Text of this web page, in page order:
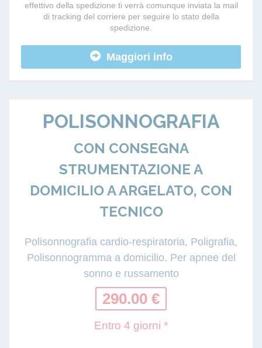
effettivo della spedizione ti verrà comunque inviata la mail
di tracking del corriere per seguire lo stato della
spedizione.
Maggiori info
POLISONNOGRAFIA
CON CONSEGNA
STRUMENTAZIONE A
DOMICILIO A ARGELATO, CON
TECNICO
Polisonnografia cardio-respiratoria, Poligrafia,
Polisonnogramma a domicilio. Per apnee del
sonno e russamento
290.00 €
Entro 4 giorni *